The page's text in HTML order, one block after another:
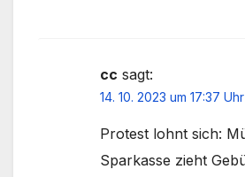
cc sagt:
14. 10. 2023 um 17:37 Uhr
Protest lohnt sich:
Sparkasse zieht